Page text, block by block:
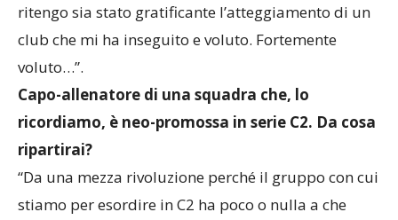
ritengo sia stato gratificante l’atteggiamento di un
club che mi ha inseguito e voluto. Fortemente
voluto…”.
Capo-allenatore di una squadra che, lo
ricordiamo, è neo-promossa in serie C2. Da cosa
ripartirai?
“Da una mezza rivoluzione perché il gruppo con cui
stiamo per esordire in C2 ha poco o nulla a che